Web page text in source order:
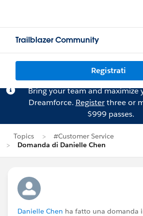
Trailblazer Community
Registrati
Bring your team and maximize
Dreamforce. Registerthree or
$999 passes.
Topics
#Customer Service
Domanda di Danielle Chen
Danielle Chen ha fatto una domanda